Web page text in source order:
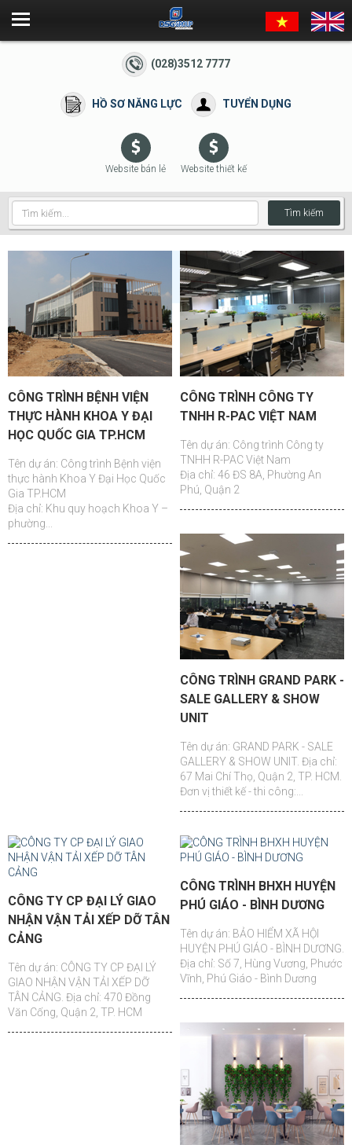
(028)3512 7777
HỒ SƠ NĂNG LỰC TUYỂN DỤNG
Website bán lẻ Website thiết kế
Tìm kiếm
CÔNG TRÌNH BỆNH VIỆN
THỰC HÀNH KHOA Y ĐẠI
HỌC QUỐC GIA TP.HCM
Tên dự án: Công trình Bệnh viện
thực hành Khoa Y Đại Học Quốc
Gia TP.HCM
Địa chỉ: Khu quy hoạch Khoa Y –
phường...
CÔNG TRÌNH CÔNG TY
TNHH R-PAC VIỆT NAM
Tên dự án: Công trình Công ty
TNHH R-PAC Việt Nam
Địa chỉ: 46 ĐS 8A, Phường An
Phú, Quận 2
CÔNG TRÌNH GRAND PARK -
SALE GALLERY & SHOW
UNIT
Tên dự án: GRAND PARK - SALE
GALLERY & SHOW UNIT. Địa chỉ:
67 Mai Chí Thọ, Quận 2, TP. HCM.
Đơn vị thiết kế - thi công:...
CÔNG TY CP ĐẠI LÝ GIAO
NHẬN VẬN TẢI XẾP DỠ TÂN
CẢNG
Tên dự án: CÔNG TY CP ĐẠI LÝ
GIAO NHẬN VẬN TẢI XẾP DỠ
TÂN CẢNG. Địa chỉ: 470 Đồng
Văn Cống, Quận 2, TP. HCM
CÔNG TRÌNH BHXH HUYỆN
PHÚ GIÁO - BÌNH DƯƠNG
Tên dự án: BẢO HIỂM XÃ HỘI
HUYỆN PHÚ GIÁO - BÌNH DƯƠNG.
Địa chỉ: Số 7, Hùng Vương, Phước
Vĩnh, Phú Giáo - Bình Dương